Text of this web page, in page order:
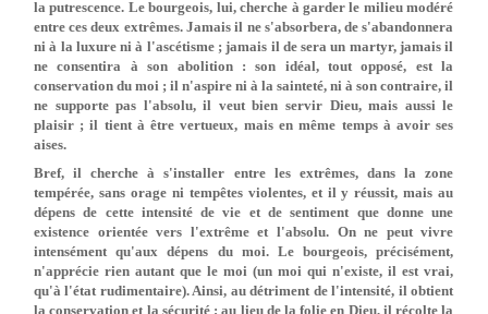
la putrescence. Le bourgeois, lui, cherche à garder le milieu modéré
entre ces deux extrêmes. Jamais il ne s'absorbera, de s'abandonnera
ni à la luxure ni à l'ascétisme ; jamais il de sera un martyr, jamais il
ne consentira à son abolition : son idéal, tout opposé, est la
conservation du moi ; il n'aspire ni à la sainteté, ni à son contraire, il
ne supporte pas l'absolu, il veut bien servir Dieu, mais aussi le
plaisir ; il tient à être vertueux, mais en même temps à avoir ses
aises.
Bref, il cherche à s'installer entre les extrêmes, dans la zone
tempérée, sans orage ni tempêtes violentes, et il y réussit, mais au
dépens de cette intensité de vie et de sentiment que donne une
existence orientée vers l'extrême et l'absolu. On ne peut vivre
intensément qu'aux dépens du moi. Le bourgeois, précisément,
n'apprécie rien autant que le moi (un moi qui n'existe, il est vrai,
qu'à l'état rudimentaire). Ainsi, au détriment de l'intensité, il obtient
la conservation et la sécurité ; au lieu de la folie en Dieu, il récolte la